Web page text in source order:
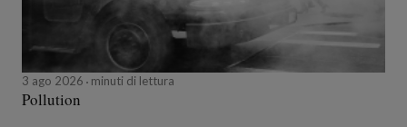
3 ago 2026 minuti di lettura
Pollution